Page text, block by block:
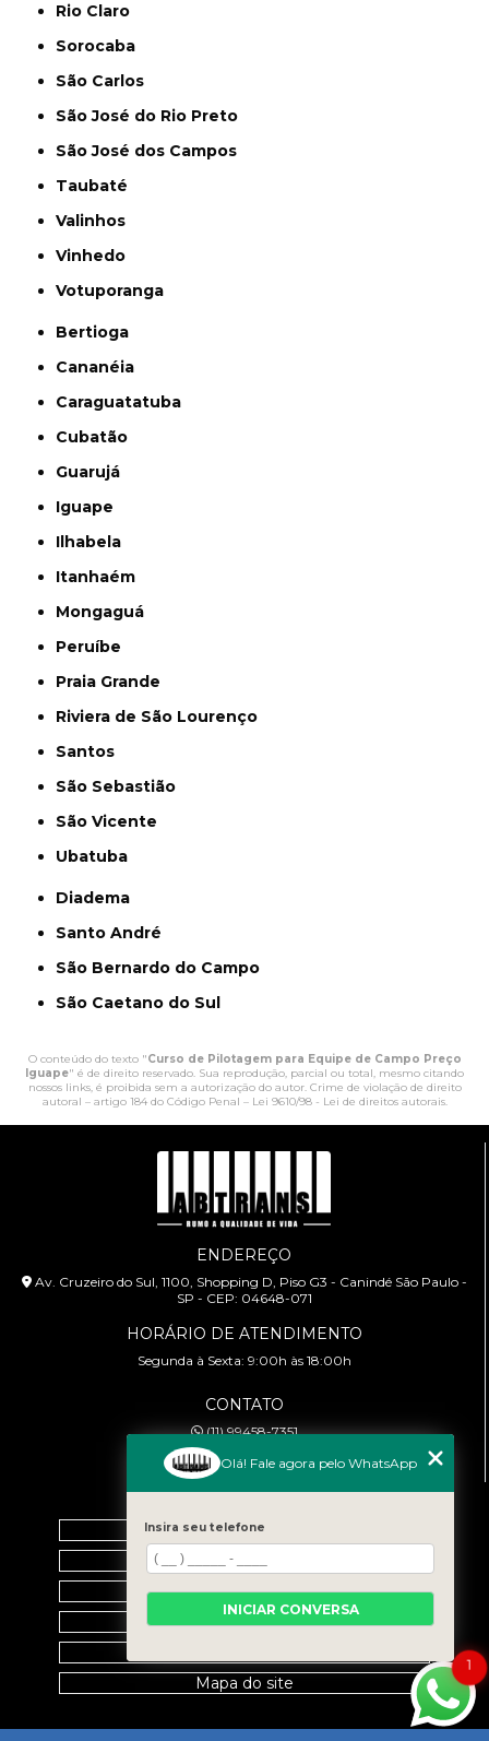
Rio Claro
Sorocaba
São Carlos
São José do Rio Preto
São José dos Campos
Taubaté
Valinhos
Vinhedo
Votuporanga
Bertioga
Cananéia
Caraguatatuba
Cubatão
Guarujá
Iguape
Ilhabela
Itanhaém
Mongaguá
Peruíbe
Praia Grande
Riviera de São Lourenço
Santos
São Sebastião
São Vicente
Ubatuba
Diadema
Santo André
São Bernardo do Campo
São Caetano do Sul
O conteúdo do texto "Curso de Pilotagem para Equipe de Campo Preço
Iguape" é de direito reservado. Sua reprodução, parcial ou total, mesmo citando
nossos links, é proibida sem a autorização do autor. Crime de violação de direito
autoral – artigo 184 do Código Penal – Lei 9610/98 - Lei de direitos autorais.
ENDEREÇO
Av. Cruzeiro do Sul, 1100, Shopping D, Piso G3 - Canindé São Paulo -
SP - CEP: 04648-071
HORÁRIO DE ATENDIMENTO
Segunda à Sexta: 9:00h às 18:00h
CONTATO
(11) 99458-7351
cursoabtrans@gmail.com
Home
Empresa
Galeria
Contato
Mapa do site
1
Olá! Fale agora pelo WhatsApp
Insira seu telefone
INICIAR CONVERSA